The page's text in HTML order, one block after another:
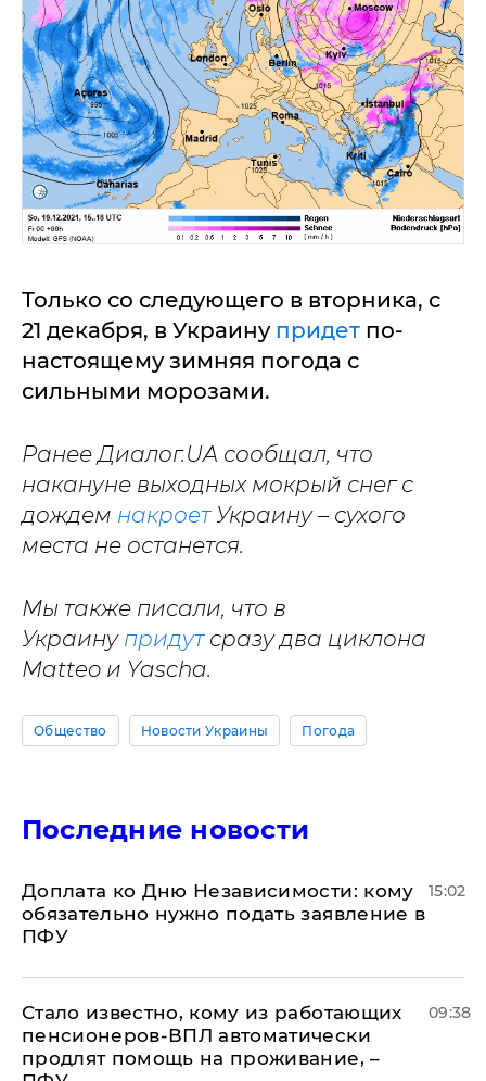
Только со следующего в вторника, с
21 декабря, в Украину придет по-
настоящему зимняя погода с
сильными морозами.
Ранее Диалог.UA сообщал, что
накануне выходных мокрый снег с
дождем накроетУкраину – сухого
места не останется.
Мы также писали, что в
Украину придутсразу два циклона
Matteo и Yascha.
Общество Новости Украины Погода
Последние новости
Доплата ко Дню Независимости: кому
обязательно нужно подать заявление в
ПФУ
15:02
Стало известно, кому из работающих
пенсионеров-ВПЛ автоматически
продлят помощь на проживание, –
09:38